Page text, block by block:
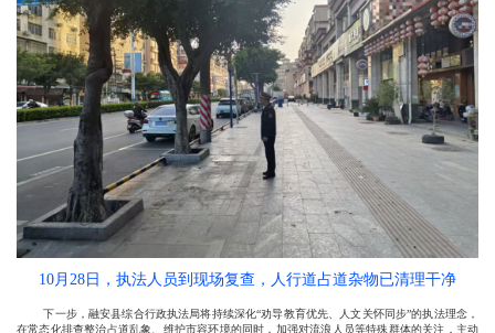
10月28日，执法人员到现场复查，人行道占道杂物已清理干净
下一步，融安县综合行政执法局将持续深化“劝导教育优先、人文关怀同步”的执法理念，
在常态化排查整治占道乱象、维护市容环境的同时，加强对流浪人员等特殊群体的关注，主动